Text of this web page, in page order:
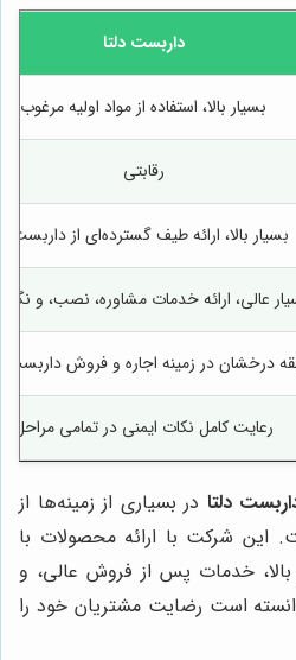
داربست دلتا
بسیار بالا، استفاده از مواد اولیه مرغوب
رقابتی
بسیار بالا، ارائه طیف گسترده‌ای از
عالی، ارائه خدمات مشاوره، نصب، و
درخشان در زمینه اجاره و فروش داربست
رعایت کامل نکات ایمنی در تمامی مراحل
دلتا در بسیاری از زمینه‌ها از
این شرکت با ارائه محصولات با
بالا، خدمات پس از فروش عالی، و
است رضایت مشتریان خود را